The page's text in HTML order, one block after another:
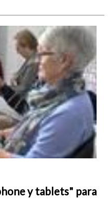
y tablets" para